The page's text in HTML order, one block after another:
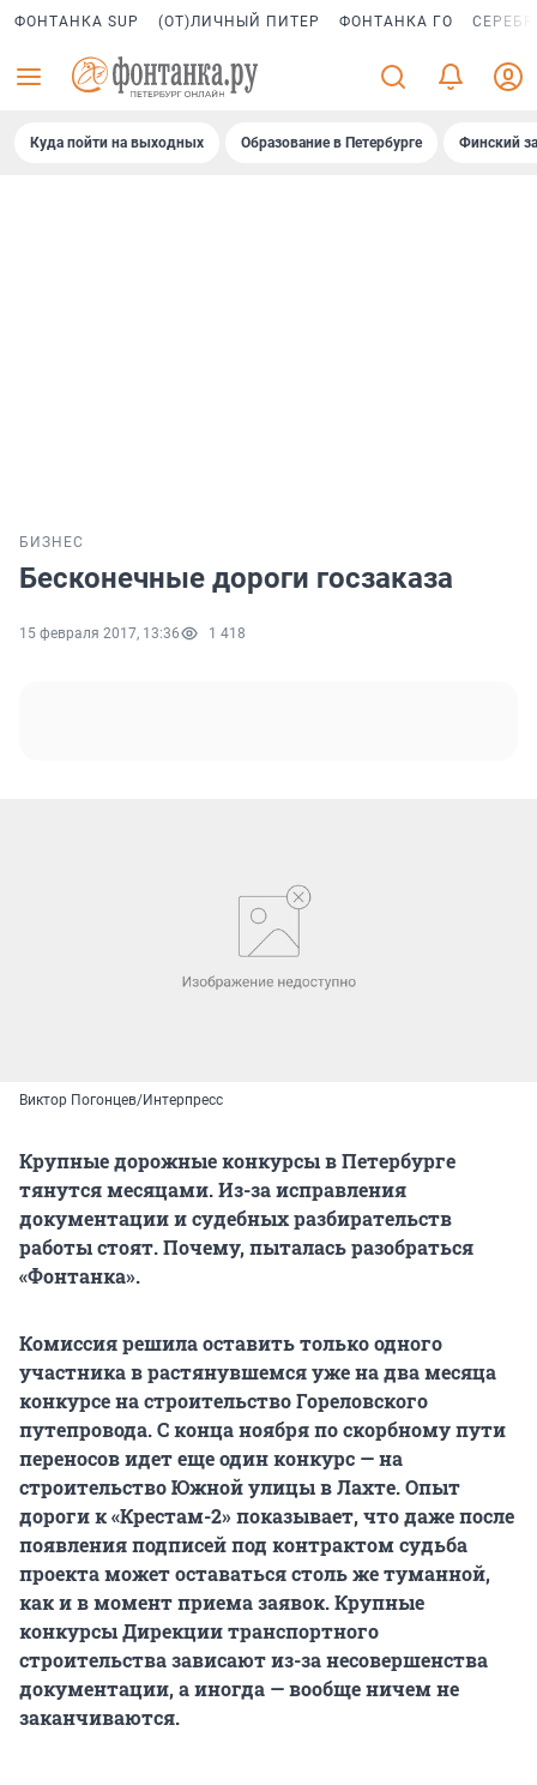
ФОНТАНКА SUP (ОТ)ЛИЧНЫЙ ПИТЕР ФОНТАНКА ГО
Куда пойти на выходных Образование в Петербурге Финский
БИЗНЕС
Бесконечные дороги госзаказа
15 февраля 2017, 13:36 1 418
Виктор Погонцев/Интерпресс
Крупные дорожные конкурсы в Петербурге
тянутся месяцами. Из-за исправления
документации и судебных разбирательств
работы стоят. Почему, пыталась разобраться
«Фонтанка».
Комиссия решила оставить только одного
участника в растянувшемся уже на два месяца
конкурсе на строительство Гореловского
путепровода. С конца ноября по скорбному пути
переносов идет еще один конкурс — на
строительство Южной улицы в Лахте. Опыт
дороги к «Крестам-2» показывает, что даже после
появления подписей под контрактом судьба
проекта может оставаться столь же туманной,
как и в момент приема заявок. Крупные
конкурсы Дирекции транспортного
строительства зависают из-за несовершенства
документации, а иногда — вообще ничем не
заканчиваются.